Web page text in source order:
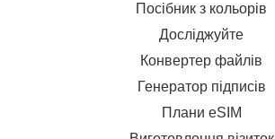
Посібник з кольорів
Досліджуйте
Конвертер файлів
Генератор підписів
Плани eSIM